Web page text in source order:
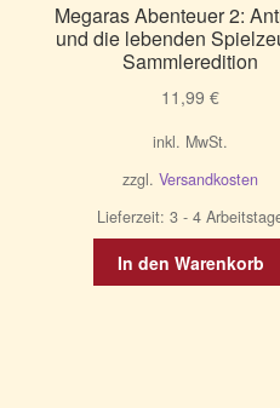
Megaras Abenteuer 2:
und die lebenden
Sammleredition
11,99€
inkl. MwSt.
zzgl.Versandkosten
Lieferzeit:3 - 4
In den Warenkorb